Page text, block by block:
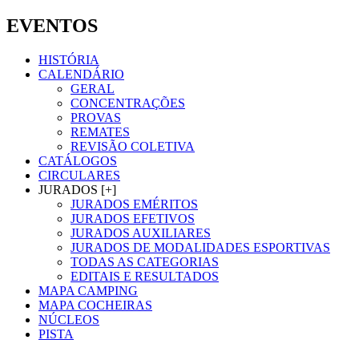
EVENTOS
HISTÓRIA
CALENDÁRIO
GERAL
CONCENTRAÇÕES
PROVAS
REMATES
REVISÃO COLETIVA
CATÁLOGOS
CIRCULARES
JURADOS [+]
JURADOS EMÉRITOS
JURADOS EFETIVOS
JURADOS AUXILIARES
JURADOS DE MODALIDADES ESPORTIVAS
TODAS AS CATEGORIAS
EDITAIS E RESULTADOS
MAPA CAMPING
MAPA COCHEIRAS
NÚCLEOS
PISTA